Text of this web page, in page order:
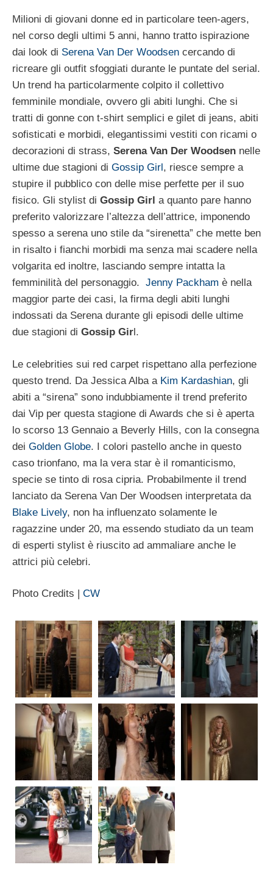
Milioni di giovani donne ed in particolare teen-agers,
nel corso degli ultimi 5 anni, hanno tratto ispirazione
dai look di Serena Van Der Woodsen cercando di
ricreare gli outfit sfoggiati durante le puntate del serial.
Un trend ha particolarmente colpito il collettivo
femminile mondiale, ovvero gli abiti lunghi. Che si
tratti di gonne con t-shirt semplici e gilet di jeans, abiti
sofisticati e morbidi, elegantissimi vestiti con ricami o
decorazioni di strass, Serena Van Der Woodsen nelle
ultime due stagioni di Gossip Girl , riesce sempre a
stupire il pubblico con delle mise perfette per il suo
fisico. Gli stylist di Gossip Girl a quanto pare hanno
preferito valorizzare l’altezza dell’attrice, imponendo
spesso a serena uno stile da “sirenetta” che mette ben
in risalto i fianchi morbidi ma senza mai scadere nella
volgarita ed inoltre, lasciando sempre intatta la
femminilità del personaggio. Jenny Packham è nella
maggior parte dei casi, la firma degli abiti lunghi
indossati da Serena durante gli episodi delle ultime
due stagioni di Gossip Gir l.
Le celebrities sui red carpet rispettano alla perfezione
questo trend. Da Jessica Alba a Kim Kardashian, gli
abiti a “sirena” sono indubbiamente il trend preferito
dai Vip per questa stagione di Awards che si è aperta
lo scorso 13 Gennaio a Beverly Hills, con la consegna
dei Golden Globe. I colori pastello anche in questo
caso trionfano, ma la vera star è il romanticismo,
specie se tinto di rosa cipria. Probabilmente il trend
lanciato da Serena Van Der Woodsen interpretata da
Blake Lively, non ha influenzato solamente le
ragazzine under 20, ma essendo studiato da un team
di esperti stylist è riuscito ad ammaliare anche le
attrici più celebri.
Photo Credits | CW